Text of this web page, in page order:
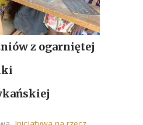
z ogarniętej